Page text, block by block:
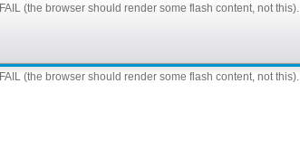
FAIL (the browser should render some flash content, not this).
FAIL (the browser should render some flash content, not this).